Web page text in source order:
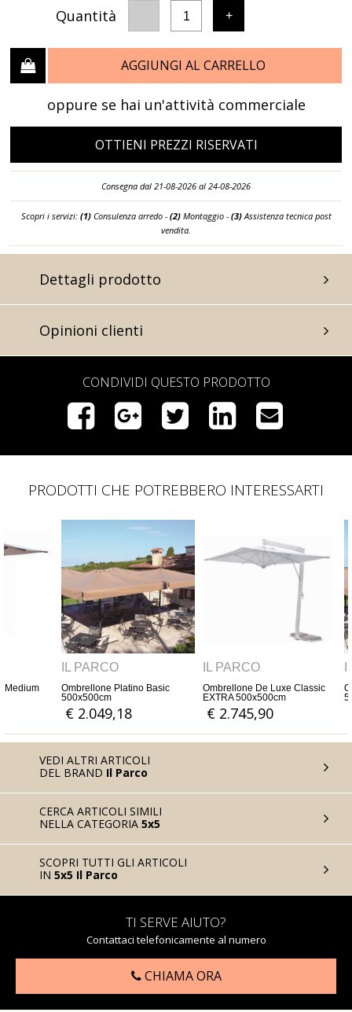
Quantità 1 +
AGGIUNGI AL CARRELLO
oppure se hai un'attività commerciale
OTTIENI PREZZI RISERVATI
Consegna dal 21-08-2026 al 24-08-2026
Scopri i servizi: (1)Consulenza arredo - (2)Montaggio - (3)Assistenza tecnica post
vendita.
Dettagli prodotto
Opinioni clienti
CONDIVIDI QUESTO PRODOTTO
PRODOTTI CHE POTREBBERO INTERESSARTI
IL PARCO
Ombrellone De Luxe Classic
EXTRA 500x500cm
€ 2.745,90
IL PARCO
Ombrellone Platino Medium
5,5x5,5
€ 2.684,43
VEDI ALTRI ARTICOLI
DEL BRAND Il Parco
CERCA ARTICOLI SIMILI
NELLA CATEGORIA 5x5
SCOPRI TUTTI GLI ARTICOLI
IN 5x5 Il Parco
TI SERVE AIUTO?
Contattaci telefonicamente al numero
CHIAMA ORA